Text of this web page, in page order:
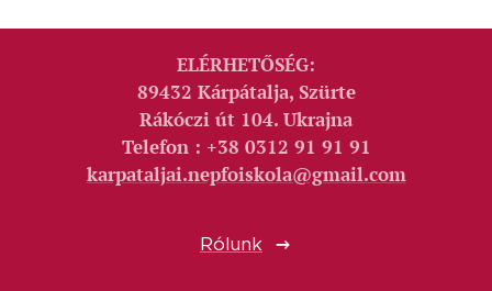
ELÉRHETŐSÉG:
89432 Kárpátalja, Szürte
Rákóczi út 104. Ukrajna
Telefon : +38 0312 91 91 91
karpataljai.nepfoiskola@gmail.com
Rólunk